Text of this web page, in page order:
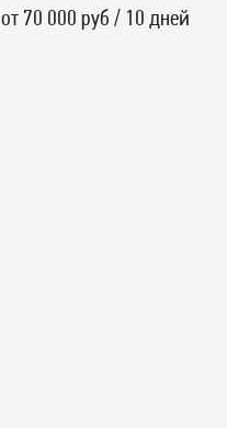
от 70 000 руб / 10 дней